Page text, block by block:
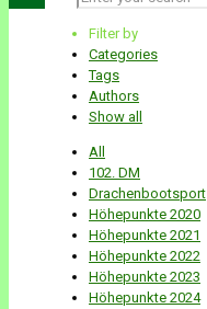
Filter by
Categories
Tags
Authors
Show all
All
102. DM
Drachenbootsport
Höhepunkte 2020
Höhepunkte 2021
Höhepunkte 2022
Höhepunkte 2023
Höhepunkte 2024